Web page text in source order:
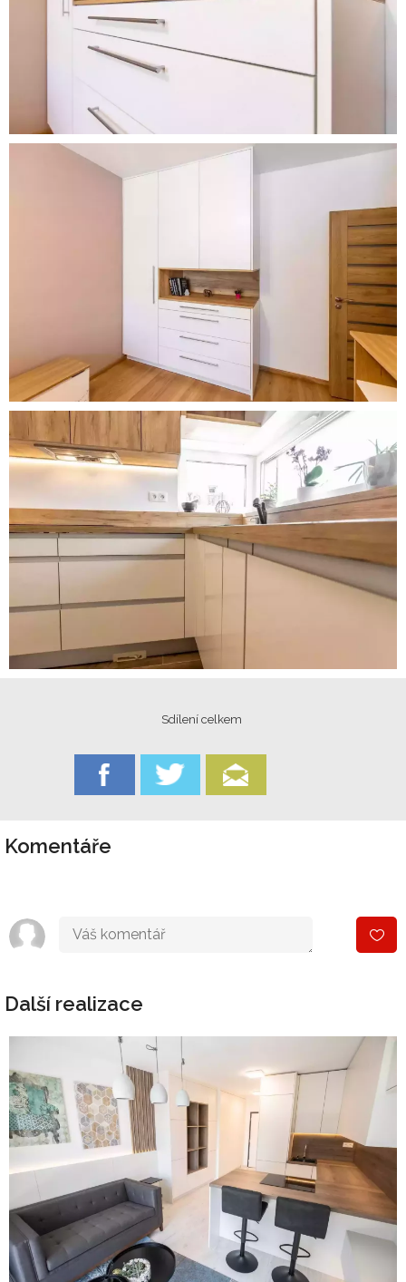
Sdílení celkem
Komentáře
Další realizace